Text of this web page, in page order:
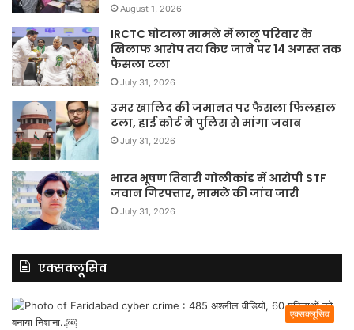
August 1, 2026
IRCTC घोटाला मामले में लालू परिवार के
खिलाफ आरोप तय किए जाने पर 14 अगस्त तक
फैसला टला
July 31, 2026
उमर खालिद की जमानत पर फैसला फिलहाल
टला, हाई कोर्ट ने पुलिस से मांगा जवाब
July 31, 2026
भारत भूषण तिवारी गोलीकांड में आरोपी STF
जवान गिरफ्तार, मामले की जांच जारी
July 31, 2026
एक्सक्लूसिव
एक्सक्लूसिव